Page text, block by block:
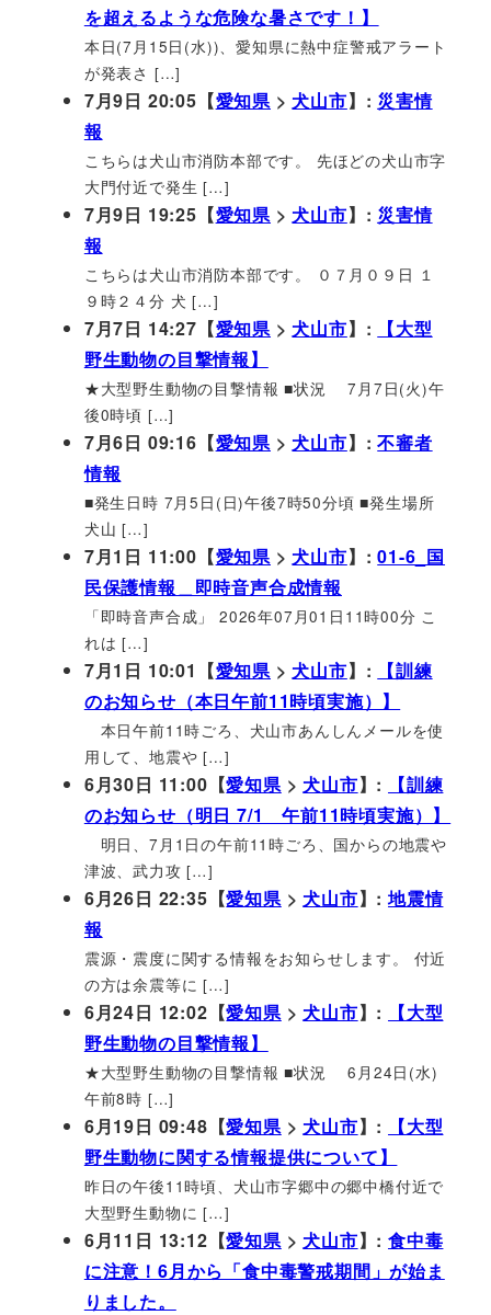
を超えるような危険な暑さです！】
本日(7月15日(水))、愛知県に熱中症警戒アラート
が発表さ […]
7月9日 20:05【愛知県 > 犬山市】: 災害情
報
こちらは犬山市消防本部です。 先ほどの犬山市字
大門付近で発生 […]
7月9日 19:25【愛知県 > 犬山市】: 災害情
報
こちらは犬山市消防本部です。 ０７月０９日 １
９時２４分 犬 […]
7月7日 14:27【愛知県 > 犬山市】:
【大型
野生動物の目撃情報】
★大型野生動物の目撃情報 ■状況 7月7日(火)午
後0時頃 […]
7月6日 09:16【愛知県 > 犬山市】:不審者
情報
■発生日時 7月5日(日)午後7時50分頃 ■発生場所
犬山 […]
7月1日 11:00【愛知県 > 犬山市】:01-6_国
民保護情報＿即時音声合成情報
「即時音声合成」 2026年07月01日11時00分 こ
れは […]
7月1日 10:01【愛知県 > 犬山市】:
【訓練
のお知らせ（本日午前11時頃実施）】
本日午前11時ごろ、犬山市あんしんメールを使
用して、地震や […]
6月30日 11:00【愛知県 > 犬山市】:
【訓練
のお知らせ（明日 7/1 午前11時頃実施）】
明日、7月1日の午前11時ごろ、国からの地震や
津波、武力攻 […]
6月26日 22:35【愛知県 > 犬山市】:地震情
報
震源・震度に関する情報をお知らせします。 付近
の方は余震等に […]
6月24日 12:02【愛知県 > 犬山市】:
【大型
野生動物の目撃情報】
★大型野生動物の目撃情報 ■状況 6月24日(水)
午前8時 […]
6月19日 09:48【愛知県 > 犬山市】:
【大型
野生動物に関する情報提供について】
昨日の午後11時頃、犬山市字郷中の郷中橋付近で
大型野生動物に […]
6月11日 13:12【愛知県 > 犬山市】:食中毒
に注意！6月から「食中毒警戒期間」が始ま
りました。